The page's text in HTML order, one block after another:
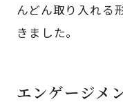
んどん取り入れる
きました。
エンゲージメ